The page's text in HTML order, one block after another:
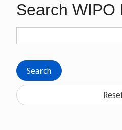
Search WIPO
Search